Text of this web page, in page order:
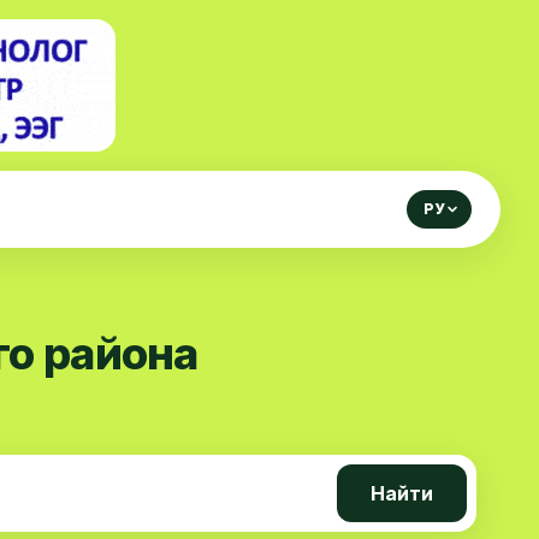
РУ
района
Найти